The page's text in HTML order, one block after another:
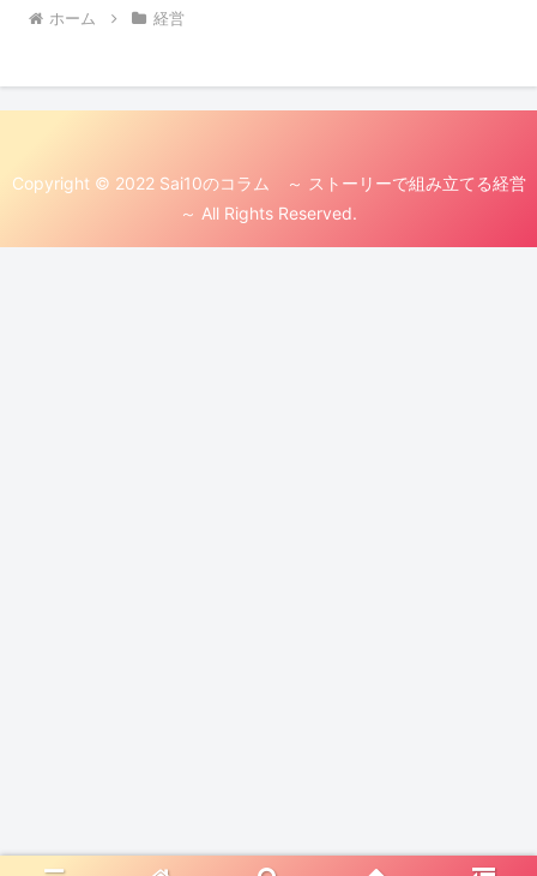
ホーム 経営
Copyright © 2022 Sai10のコラム ～ ストーリーで組み立てる経営
～ All Rights Reserved.